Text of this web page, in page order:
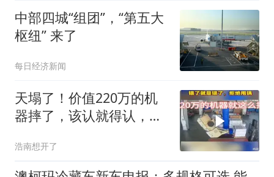
中部四城“组团”，“第五大
枢纽” 来了
每日经济新闻
天塌了！价值220万的机
器摔了，该认就得认，绝
浩南想开了